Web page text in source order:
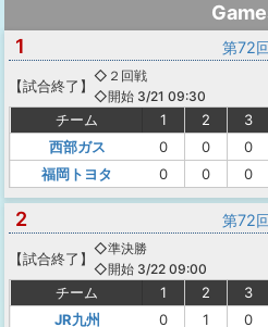
1
第72
【試合終了 】
◇２回戦
◇開始 3/21 09:30
チーム 1 2 3
西部ガス
0 0 0
福岡トヨタ
0 0 0
2 第72
【試合終了 】
◇準決勝
◇開始 3/22 09:00
チーム 1 2 3
JR九州
0 1 0